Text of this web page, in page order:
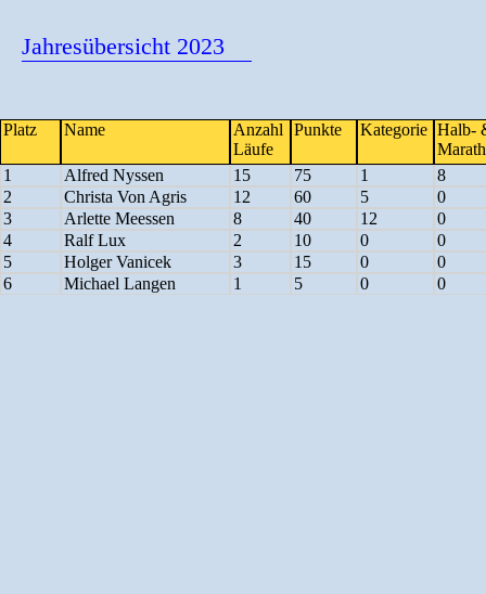
Jahresübersicht 2023
Platz Name
Anzahl
Läufe
Punkte Kategorie Halb-
1
Alfred Nyssen 15 75 1
8
2
Christa Von Agris 12 60 5
0
3
Arlette Meessen 8 40 12
0
4
Ralf Lux 2 10 0
0
5
Holger Vanicek 3 15 0
0
6
Michael Langen 1 5 0 0